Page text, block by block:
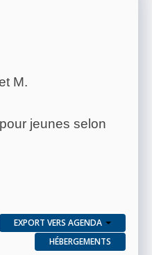
M.
jeunes selon
EXPORT VERS AGENDA
HÉBERGEMENTS